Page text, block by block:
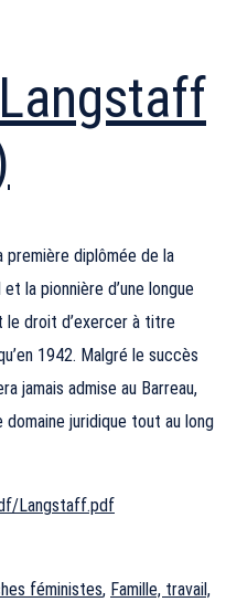
première diplômée de la
la pionnière d’une longue
le droit d’exercer à titre
1942. Malgré le succès
jamais admise au Barreau,
juridique tout au long
Langstaff.pdf
féministes, Famille, travail,